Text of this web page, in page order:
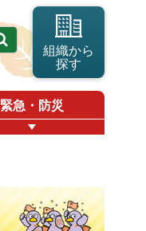
組織から
探す
緊急・防災